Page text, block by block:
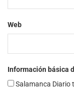
Web
Información básica
Salamanca Diario